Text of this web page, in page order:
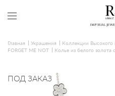
Главная Украшения
Коллекции Высокого
FORGET ME NOT
Колье из белого золота
ПОД ЗАКАЗ